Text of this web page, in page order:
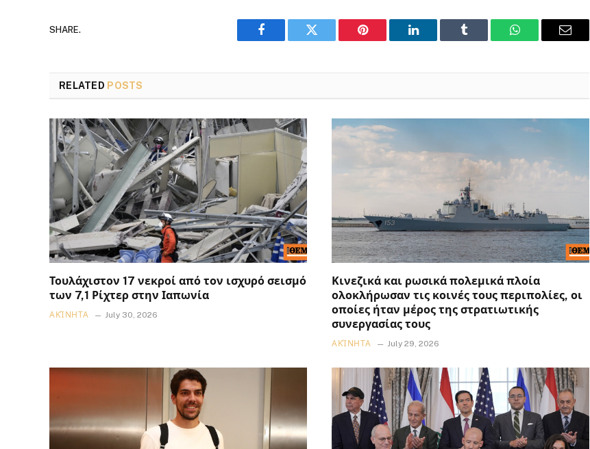
SHARE.
Facebook Twitter Pinterest LinkedIn Tumblr WhatsAppEmail
RELATED POSTS
Τουλάχιστον 17 νεκροί από τον ισχυρό σεισμό
των 7,1 Ρίχτερ στην Ιαπωνία
ΑΚΊΝΗΤΑ July 30, 2026
Κινεζικά και ρωσικά πολεμικά πλοία
ολοκλήρωσαν τις κοινές τους περιπολίες, οι
οποίες ήταν μέρος της στρατιωτικής
συνεργασίας τους
ΑΚΊΝΗΤΑ July 29, 2026